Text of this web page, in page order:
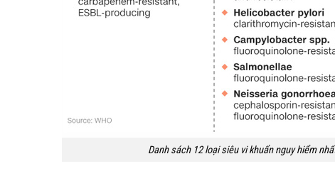
Danh sách 12 loại siêu vi khuẩn nguy hiểm